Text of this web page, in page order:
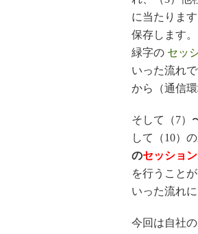
に当たりま
保存します
緑字の セッ
いった流れ
から（通信
そして（7）
して（10）
のセッショ
を行うこと
いった流れに
今回は自社